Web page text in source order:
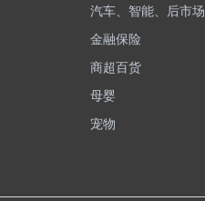
汽车、智能、后市场
金融保险
商超百货
母婴
宠物